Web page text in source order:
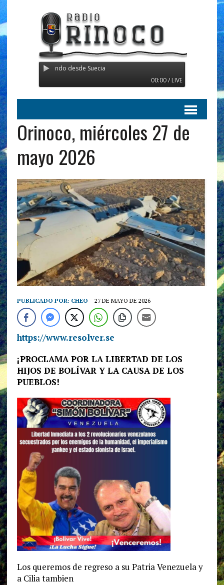
- Transmitiendo desde Suecia
00:00 / LIVE
Orinoco, miércoles 27 de
mayo 2026
PUBLICADO POR: CHEO 27 DE MAYO DE 2026
https://www.resolver.se
¡PROCLAMA POR LA LIBERTAD DE LOS
HIJOS DE BOLÍVAR Y LA CAUSA DE LOS
PUEBLOS!
Los queremos de regreso a su Patria Venezuela y
a Cilia tambien